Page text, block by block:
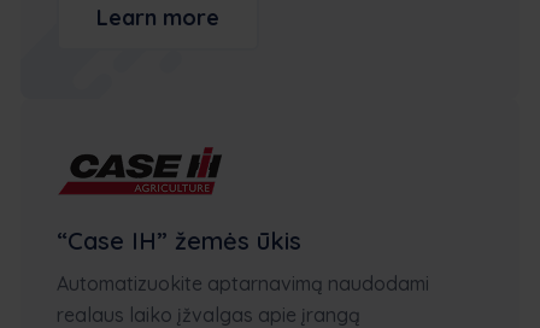
Learn more
“Case IH” žemės ūkis
Automatizuokite aptarnavimą naudodami
realaus laiko įžvalgas apie įrangą